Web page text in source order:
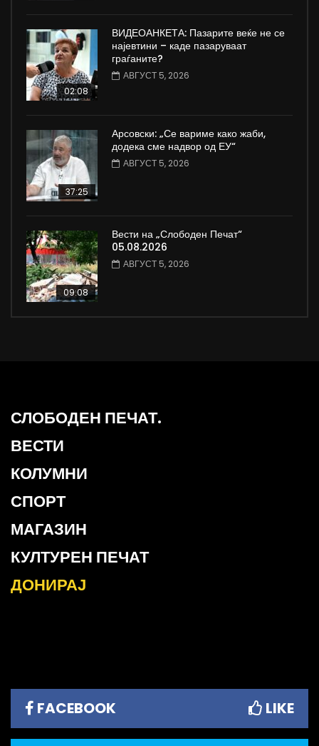
02:08
ВИДЕОАНКЕТА: Пазарите веќе не се
најевтини – каде пазаруваат
граѓаните?
АВГУСТ 5, 2026
37:25
Арсовски: „Се вариме како жаби,
додека сме надвор од ЕУ“
АВГУСТ 5, 2026
09:08
Вести на „Слободен Печат“
05.08.2026
АВГУСТ 5, 2026
СЛОБОДЕН ПЕЧАТ.
ВЕСТИ
КОЛУМНИ
СПОРТ
МАГАЗИН
КУЛТУРЕН ПЕЧАТ
ДОНИРАЈ
FACEBOOK LIKE